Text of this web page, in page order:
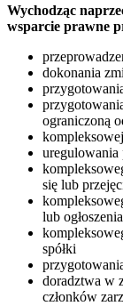
Wychodząc
wsparcie prawne
dokonania
ograniczoną
uregulowania
się lub
lub
spółki
doradztwa w
członków